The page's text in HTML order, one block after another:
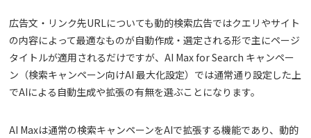
広告文・リンク先URLについても動的検索広告ではクエリやサイト
の内容によって最適なものが自動作成・選定される形で主にページ
タイトルが適用されるだけですが、AI Max for Search キャンペー
ン（検索キャンペーン向けAI 最大化設定）では通常通り設定した上
でAIによる自動生成や拡張の有無を選ぶことになります。
AI Maxは通常の検索キャンペーンをAIで拡張する機能であり、動的